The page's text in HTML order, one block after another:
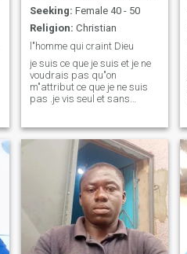
Seeking: Female 40 - 50
Religion: Christian
l"homme qui craint Dieu
je suis ce que je suis et je ne
voudrais pas qu"on
m"attribut ce que je ne suis
pas .je vis seul et sans